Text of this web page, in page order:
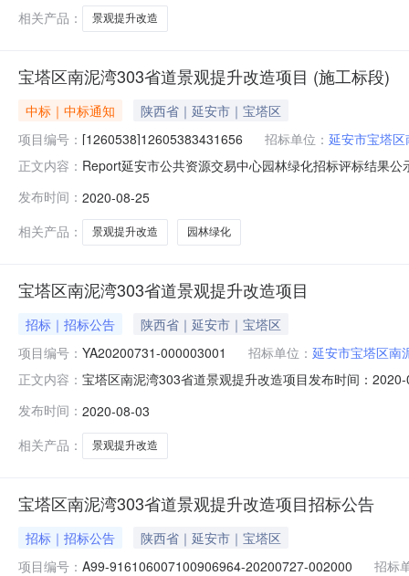
相关产品：
景观提升改造
宝塔区南泥湾303省道景观提升改造项目 (施工标段)
中标｜中标通知
陕西省｜延安市｜宝塔区
项目编号： [1260538]12605383431656 招标单位： 延安市宝塔
正文内容： Report延安市公共资源交易中心园林绿化招标评标结果
交易一厅工期90最高限价(元)3438646.76评标结果排序
发布时间： 2020-08-25
相关产品：
景观提升改造 园林绿化
宝塔区南泥湾303省道景观提升改造项目
招标｜招标公告
陕西省｜延安市｜宝塔区
项目编号： YA20200731-000003001 招标单位： 延安市宝塔区南
正文内容： 宝塔区南泥湾303省道景观提升改造项目发布时间：
延安市宝塔区行政审批服务局以延区行审投函【2020】
发布时间： 2020-08-03
相关产品：
景观提升改造
宝塔区南泥湾303省道景观提升改造项目招标公告
招标｜招标公告
陕西省｜延安市｜宝塔区
项目编号： A99-916106007100906964-20200727-002000
招标